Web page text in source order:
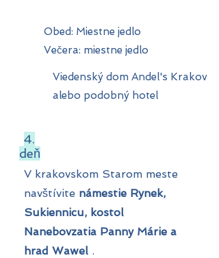
Obed: Miestne jedlo
Večera: miestne jedlo
Viedenský dom Andel's Krakov
alebo podobný hotel
4.
deň
V krakovskom Starom meste
navštívite námestie Rynek,
Sukiennicu, kostol
Nanebovzatia Panny Márie a
hrad Wawel .